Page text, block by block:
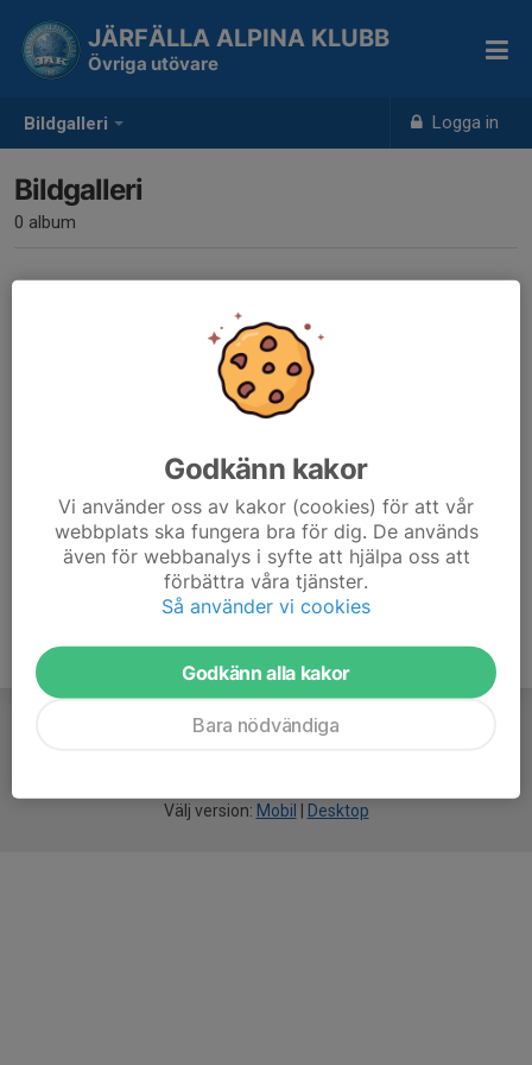
Bildgalleri Logga in
JÄRFÄLLA ALPINA KLUBB
Övriga utövare
Bildgalleri
0 album
Inga album skapade
Välj version: Mobil Desktop
Godkänn kakor
Vi använder oss av kakor (cookies) för att vår
webbplats ska fungera bra för dig. De används
även för webbanalys i syfte att hjälpa oss att
förbättra våra tjänster.
Så använder vi cookies
Godkänn alla kakor
Bara nödvändiga